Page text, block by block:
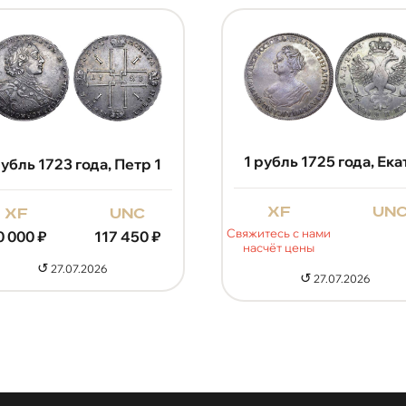
1723 года, Петр 1
xf
000₽
unc
117 450₽
↺ 27.07.2026
xf
Свяжитесь с нами
насчёт цены
↺ 27.07.2026